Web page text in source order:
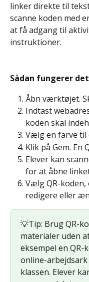
linker direkte til
scanne koden med
at få adgang til
instruktioner.
Sådan fungerer
Åbn værktøjet.
Indtast
koden skal
Vælg en farve til
Klik på Gem. En
Elever kan
for at åbne
Vælg QR-
redigere eller
💡Tip: Brug QR-
materialer uden
eksempel en QR-
online-
klassen. Elever